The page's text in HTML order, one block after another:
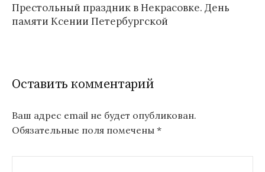
Престольный праздник в Некрасовке. День
памяти Ксении Петербургской
Оставить комментарий
Ваш адрес email не будет опубликован.
Обязательные поля помечены *